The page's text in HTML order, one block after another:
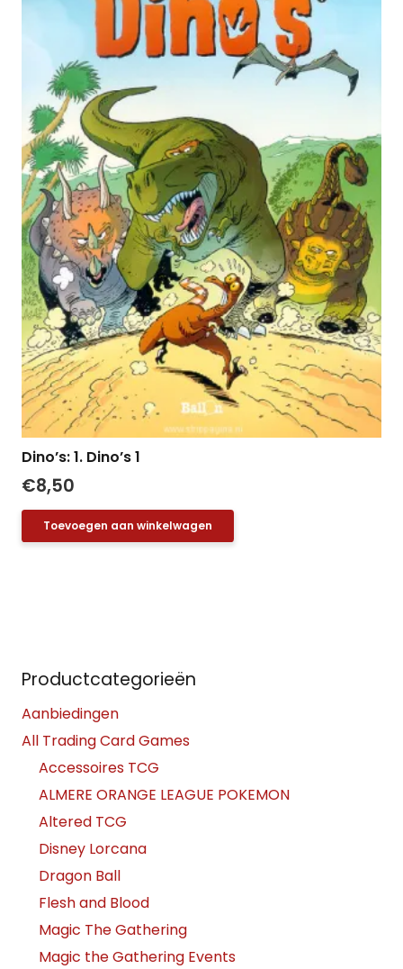
Dino’s: 1. Dino’s 1
€8,50
Toevoegen aan winkelwagen
Productcategorieën
Aanbiedingen
All Trading Card Games
Accessoires TCG
ALMERE ORANGE LEAGUE POKEMON
Altered TCG
Disney Lorcana
Dragon Ball
Flesh and Blood
Magic The Gathering
Magic the Gathering Events